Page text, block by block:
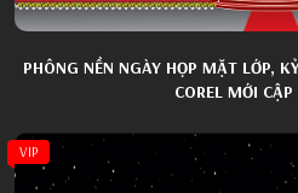
PHÔNG NỀN NGÀY HỌP MẶT LỚP,
COREL MỚI
VIP